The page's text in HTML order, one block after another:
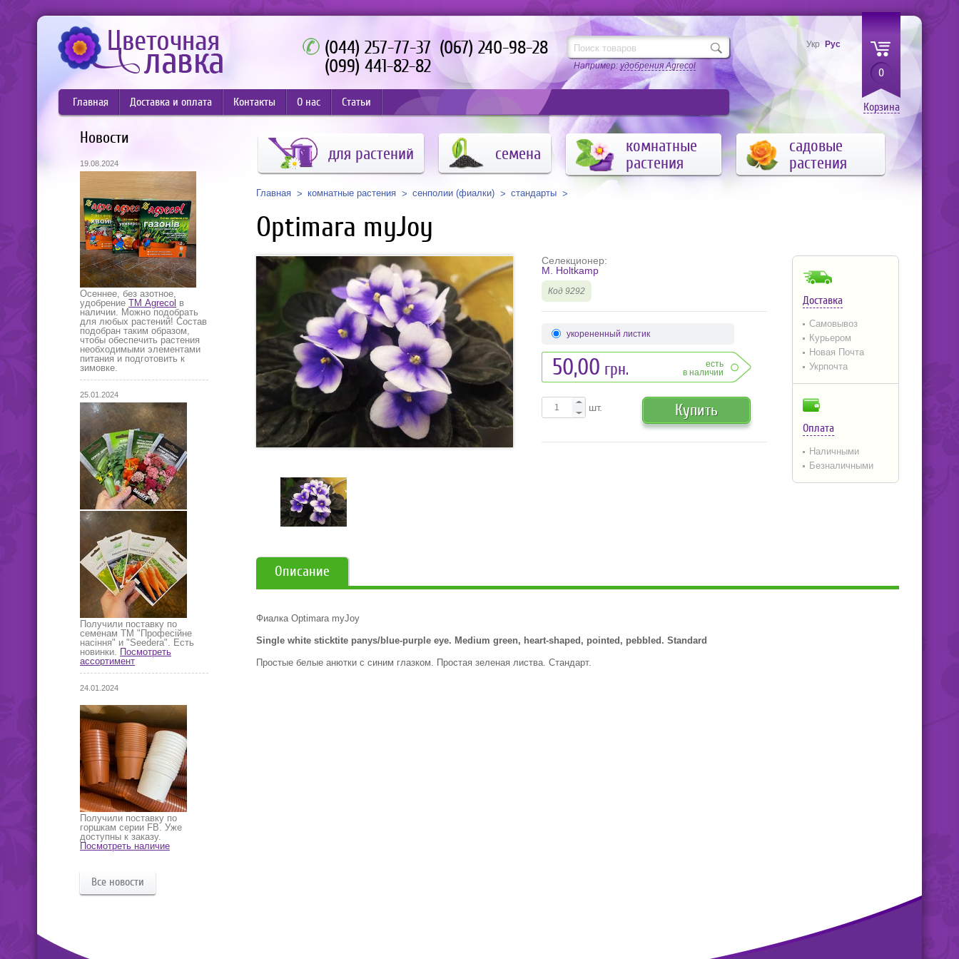
(044) 257-77-37 (067) 240-98-28
(099) 441-82-82
Например:удобрения Agrecol
0
Корзина
Укр Рус
Главная Доставка и оплата Контакты О нас Статьи
Новости
19.08.2024
Осеннее, без азотное,
удобрение ТМ Agrecol в
наличии. Можно подобрать
для любых растений! Состав
подобран таким образом,
чтобы обеспечить растения
необходимыми элементами
питания и подготовить к
зимовке.
25.01.2024
Получили поставку по
семенам ТМ "Професійне
насіння" и "Seedera". Есть
новинки. Посмотреть
ассортимент
24.01.2024
Получили поставку по
горшкам серии FB. Уже
доступны к заказу.
Посмотреть наличие
Все новости
для растений семена
комнатные
растения
садовые
растения
Главная комнатные растения сенполии (фиалки) стандарты
Optimara myJoy
Доставка
Самовывоз
Курьером
Новая Почта
Укрпочта
Оплата
Наличными
Безналичными
Селекционер:
M. Holtkamp
Код 9292
укорененный листик
50,00 грн.
есть
в наличии
шт. Купить
Описание
Фиалка Optimara myJoy
Single white sticktite panys/blue-purple eye. Medium green, heart-shaped, pointed, pebbled. Standard
Простые белые анютки с синим глазком. Простая зеленая листва. Стандарт.